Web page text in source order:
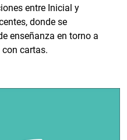
entre Inicial y
donde se
enseñanza en torno a
cartas.